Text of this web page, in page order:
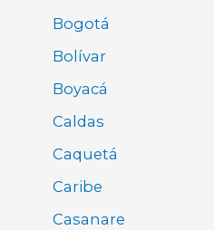
Bogotá
Bolívar
Boyacá
Caldas
Caquetá
Caribe
Casanare